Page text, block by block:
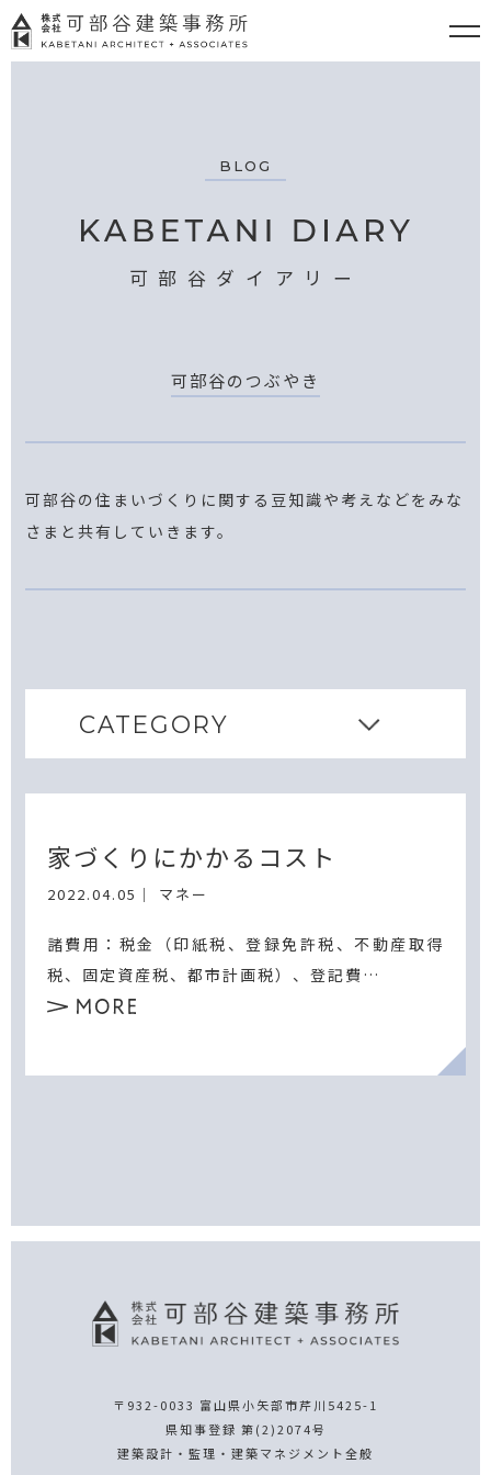
BLOG
可部谷ダイアリー
可部谷のつぶやき
可部谷の住まいづくりに関する豆知識や考えなどをみな
さまと共有していきます。
CATEGORY
家づくりにかかるコスト
2022.04.05 ｜ マネー
諸費用：税金（印紙税、登録免許税、不動産取得
税、固定資産税、都市計画税）、登記費…
〒932-0033 富山県小矢部市芹川5425-1
県知事登録 第(2)2074号
建築設計・監理・建築マネジメント全般